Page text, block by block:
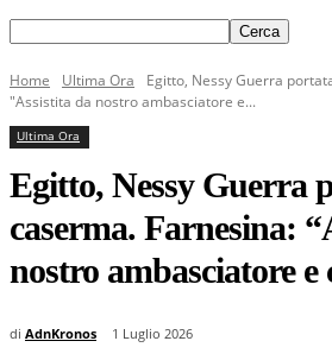
Home Ultima Ora
Egitto, Nessy Guerra
"Assistita da nostro ambasciatore e...
Ultima Ora
Egitto, Nessy Guerra
caserma. Farnesina:
nostro ambasciatore e
di AdnKronos 1 Luglio 2026